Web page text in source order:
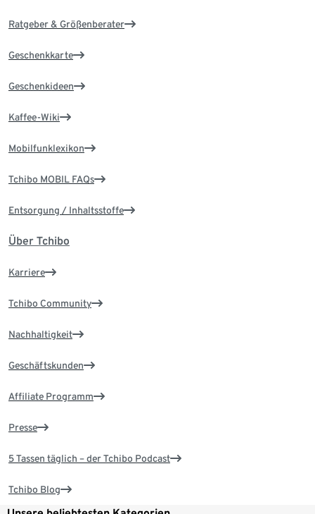
Ratgeber & Größenberater
Geschenkkarte
Geschenkideen
Kaffee-Wiki
Mobilfunklexikon
Tchibo MOBIL FAQs
Entsorgung / Inhaltsstoffe
Über Tchibo
Karriere
Tchibo Community
Nachhaltigkeit
Geschäftskunden
Affiliate Programm
Presse
5 Tassen täglich – der Tchibo Podcast
Tchibo Blog